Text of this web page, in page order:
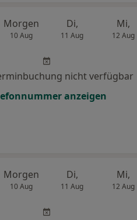
Morgen
10 Aug
Di,
11 Aug
Mi,
12 Aug
nicht verfügbar
anzeigen
Morgen
10 Aug
Di,
11 Aug
Mi,
12 Aug